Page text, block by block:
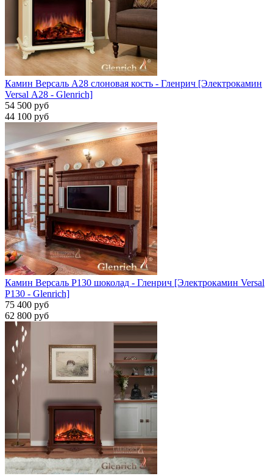
Камин Версаль A28 слоновая кость - Гленрич [Электрокамин
Versal А28 - Glenrich]
54 500 руб
44 100 руб
Камин Версаль P130 шоколад - Гленрич [Электрокамин Versal
P130 - Glenrich]
75 400 руб
62 800 руб